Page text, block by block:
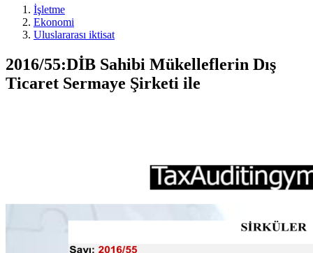
İşletme
Ekonomi
Uluslararası iktisat
2016/55:DİB Sahibi Mükelleflerin Dış
Ticaret Sermaye Şirketi ile